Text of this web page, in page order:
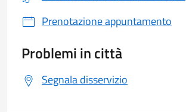
Prenotazione appuntamento
Problemi in città
Segnala disservizio